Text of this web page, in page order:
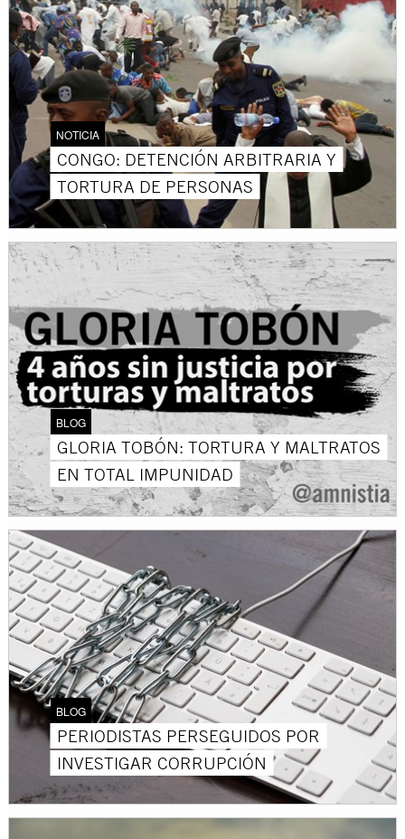
NOTICIA
CONGO: DETENCIÓN ARBITRARIA Y
TORTURA DE PERSONAS
BLOG
GLORIA TOBÓN: TORTURA Y MALTRATOS
EN TOTAL IMPUNIDAD
BLOG
PERIODISTAS PERSEGUIDOS POR
INVESTIGAR CORRUPCIÓN